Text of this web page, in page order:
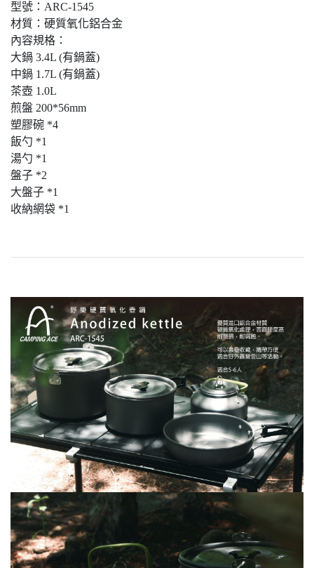
型號：ARC-1545
材質：硬質氧化鋁合金
內容規格：
大鍋 3.4L (有鍋蓋)
中鍋 1.7L (有鍋蓋)
茶壺 1.0L
煎盤 200*56mm
塑膠碗 *4
飯勺 *1
湯勺 *1
盤子 *2
大盤子 *1
收納網袋 *1